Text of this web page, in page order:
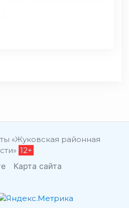
«Жуковская районная
12+
Карта сайта